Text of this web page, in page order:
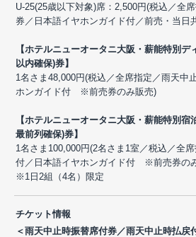
U-25(25歳以下対象)席：2,500円(税込／全
券／日本語イヤホンガイド付／前売・当日
【ホテルニューオータニ大阪・薪能特別デ
以内確保)券】
1名さま48,000円(税込／全席指定／雨天中
ホンガイド付 ※前売券のみ販売)
【ホテルニューオータニ大阪・薪能特別
最前列確保)券】
1名さま100,000円(2名さま1室／税込／全
付／日本語イヤホンガイド付 ※前売券の
※1日2組（4名）限定
チケット情報
＜雨天中止時振替席付券／雨天中止時払戻